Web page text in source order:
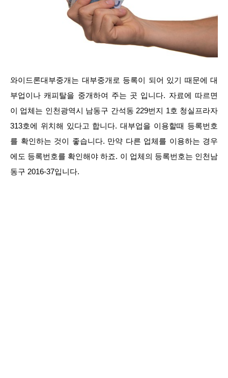
와이드론대부중개는 대부중개로 등록이 되어 있기 때문에 대
부업이나 캐피탈을 중개하여 주는 곳 입니다. 자료에 따르면
이 업체는 인천광역시 남동구 간석동 229번지 1호 청실프라자
313호에 위치해 있다고 합니다. 대부업을 이용할때 등록번호
를 확인하는 것이 좋습니다. 만약 다른 업체를 이용하는 경우
에도 등록번호를 확인해야 하죠. 이 업체의 등록번호는 인천남
동구 2016-37입니다.